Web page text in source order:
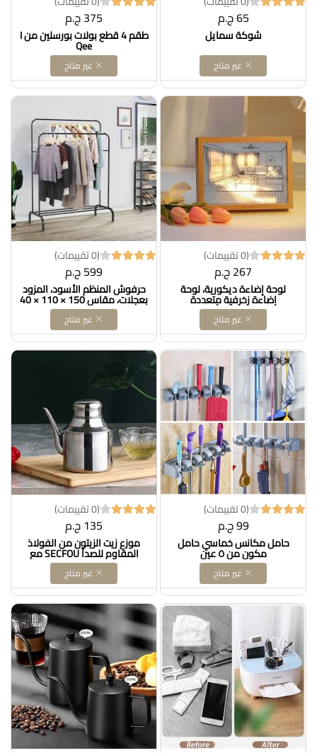
65 ج.م
شوكة سمايل
غير متاح
375 ج.م
طقم 4 قطع بولات بورسلين من I
Qee
غير متاح
(0 تقييمات)
267 ج.م
لوحة إضاءة ديكورية، لوحة
إضاءة زخرفية متعددة
الاستخدامات بثلاثة ألوان لغرفة
for impor T كودB0CFTWWG3X
غير متاح
(0 تقييمات)
599 ج.م
حرفوش المنظم الأسود، المزود
بعجلات، مقاس 150 × 110 × 40
سم، يتميز بالتحمل والتعددية.
مثالي لتخزين الملابس والأحذية
بشكل منظم، مع رف سفل - من
جينيريك، متعدد الألوان DOLLAR
FOR IMPORT كود
غير متاح
(0 تقييمات)
99 ج.م
حامل مكانس خماسي حامل
مكون من ٥ عين
غير متاح
(0 تقييمات)
135 ج.م
موزع زيت الزيتون من الفولاذ
المقاوم للصدأ SECFOU مع
فوهة، زجاجة زيت مطبخ محكمة
الغلق للحفاظ على النضارة، حاوية
صلصة متعددة الاستخدامات، خل
وتوابل DOLLAR FOR IMPORT
كود B0DSZF9QJV
غير متاح